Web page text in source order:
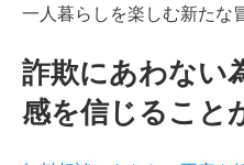
一人暮らしを楽しむ新たな
詐欺にあわない
感を信じること